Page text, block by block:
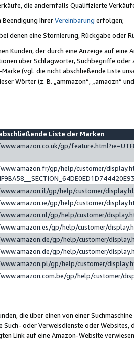
die andernfalls Qualifizierte
Beendigung IhrerVereinbarung erfolgen;
denen eine Stornierung, Rückgabe oder
Kunden, der durch eine Anzeige auf
über Schlagwörter, Suchbegriffe
(vgl. die nicht abschließende Liste
Wörter (z. B. „ammazon“, „amaozn“
Liste der Marken
gp/
gp/help/customer/
gp/help/customer/
gp/help/customer/
gp/help/customer/
gp/help/customer/
gp/help/customer/
gp/help/customer/
gp/help/customer/
gp/help/customer/
die über einen von einer
oder Verweisdienste oder Websites,
Link auf eine Amazon-Website